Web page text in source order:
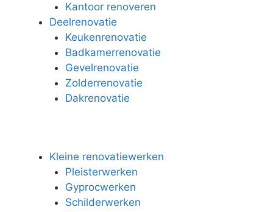
Kantoor renoveren
Deelrenovatie
Keukenrenovatie
Badkamerrenovatie
Gevelrenovatie
Zolderrenovatie
Dakrenovatie
Kleine renovatiewerken
Pleisterwerken
Gyprocwerken
Schilderwerken